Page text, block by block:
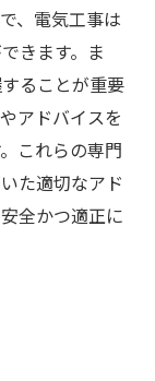
、電気工事は
きます。ま
ることが重要
アドバイスを
これらの専門
た適切なアド
全かつ適正に